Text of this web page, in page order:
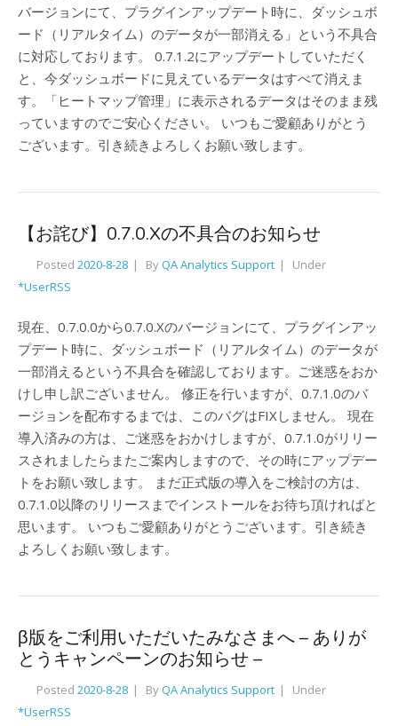
バージョンにて、プラグインアップデート時に、ダッシュボ
ード（リアルタイム）のデータが一部消える」という不具合
に対応しております。 0.7.1.2にアップデートしていただく
と、今ダッシュボードに見えているデータはすべて消えま
す。「ヒートマップ管理」に表示されるデータはそのまま残
っていますのでご安心ください。 いつもご愛顧ありがとう
ございます。引き続きよろしくお願い致します。
【お詫び】0.7.0.Xの不具合のお知らせ
Posted 2020-8-28 ByQA Analytics Support
Under
*UserRSS
現在、0.7.0.0から0.7.0.Xのバージョンにて、プラグインアッ
プデート時に、ダッシュボード（リアルタイム）のデータが
一部消えるという不具合を確認しております。ご迷惑をおか
けし申し訳ございません。 修正を行いますが、0.7.1.0のバ
ージョンを配布するまでは、このバグはFIXしません。 現在
導入済みの方は、ご迷惑をおかけしますが、0.7.1.0がリリー
スされましたらまたご案内しますので、その時にアップデー
トをお願い致します。 まだ正式版の導入をご検討の方は、
0.7.1.0以降のリリースまでインストールをお待ち頂ければと
思います。 いつもご愛顧ありがとうございます。引き続き
よろしくお願い致します。
β版をご利用いただいたみなさまへ – ありが
とうキャンペーンのお知らせ –
Posted 2020-8-28 ByQA Analytics Support
Under
*UserRSS